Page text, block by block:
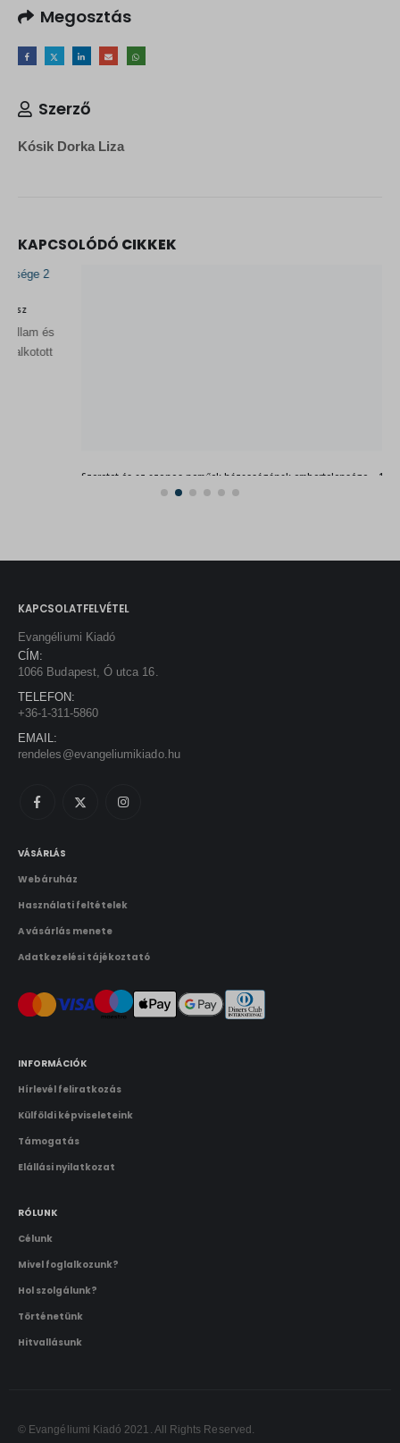
Megosztás
Szerző
Kósik Dorka Liza
KAPCSOLÓDÓ CIKKEK
Szeretet és az azonos neműek házasságának embertelensége – 1. rész
Egyre több szakértő állítja, hogy az Egyesült Államokban átléptük a
vízválasztót az azonos neműek házasságának kérdésében. Szinte
KAPCSOLATFELVÉTEL
1066 Budapest, Ó utca 16.
rendeles@evangeliumikiado.hu
Webáruház
A vásárlás menete
Adatkezelési tájékoztató
Hírlevél feliratkozás
Külföldi képviseleteink
Támogatás
Elállási nyilatkozat
RÓLUNK